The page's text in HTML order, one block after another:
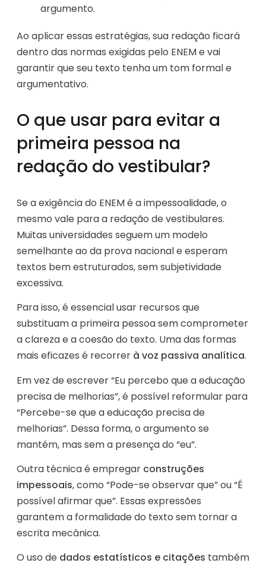
argumento.
Ao aplicar essas estratégias, sua redação ficará
dentro das normas exigidas pelo ENEM e vai
garantir que seu texto tenha um tom formal e
argumentativo.
O que usar para evitar a
primeira pessoa na
redação do vestibular?
Se a exigência do ENEM é a impessoalidade, o
mesmo vale para a redação de vestibulares.
Muitas universidades seguem um modelo
semelhante ao da prova nacional e esperam
textos bem estruturados, sem subjetividade
excessiva.
Para isso, é essencial usar recursos que
substituam a primeira pessoa sem comprometer
a clareza e a coesão do texto. Uma das formas
mais eficazes é recorrer à voz passiva analítica.
Em vez de escrever “Eu percebo que a educação
precisa de melhorias”, é possível reformular para
“Percebe-se que a educação precisa de
melhorias”. Dessa forma, o argumento se
mantém, mas sem a presença do “eu”.
Outra técnica é empregar construções
impessoais, como “Pode-se observar que” ou “É
possível afirmar que”. Essas expressões
garantem a formalidade do texto sem tornar a
escrita mecânica.
O uso de dados estatísticos e citações também